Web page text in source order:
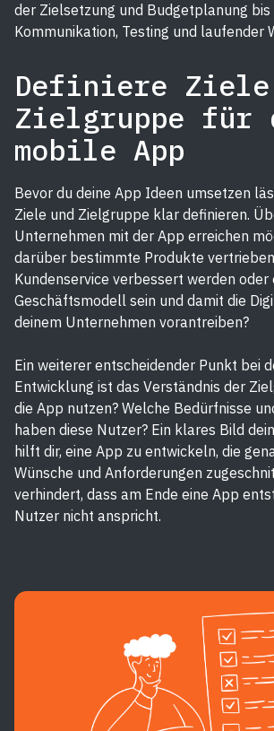
der Zielsetzung und Budgetplanung
Kommunikation, Testing und laufender
Definiere Ziele
Zielgruppe für
mobile App
Bevor du deine App Ideen umsetzen
Ziele und Zielgruppe klar definieren.
Unternehmen mit der App erreichen
darüber bestimmte Produkte
Kundenservice verbessert werden oder
Geschäftsmodell sein und damit die
deinem Unternehmen vorantreiben?
Ein weiterer entscheidender Punkt bei
Entwicklung ist das Verständnis der
die App nutzen? Welche Bedürfnisse
haben diese Nutzer? Ein klares Bild
hilft dir, eine App zu entwickeln, die
Wünsche und Anforderungen
verhindert, dass am Ende eine App
Nutzer nicht anspricht.